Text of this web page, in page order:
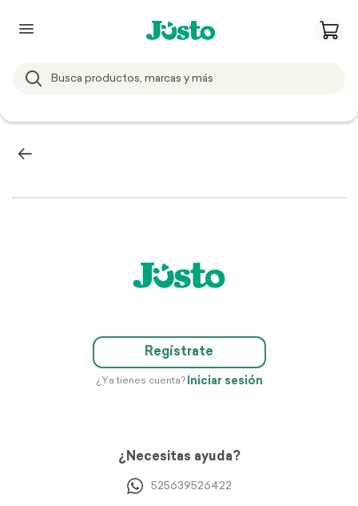
Regístrate
¿Ya tienes cuenta? Iniciar sesión
¿Necesitas ayuda?
525639526422